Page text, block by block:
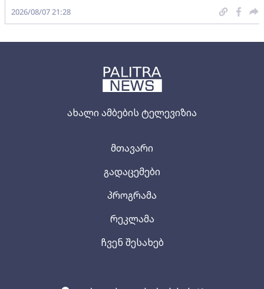
ახალი ამბების ტელევიზია
მთავარი
გადაცემები
პროგრამა
რეკლამა
ჩვენ შესახებ
2026/08/07 21:28